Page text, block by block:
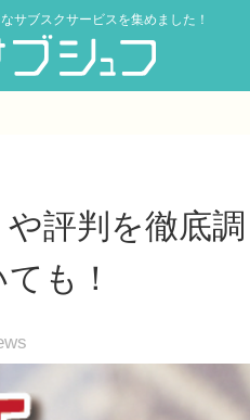
サブスクサービスを集めました！
評判を徹底調
も！